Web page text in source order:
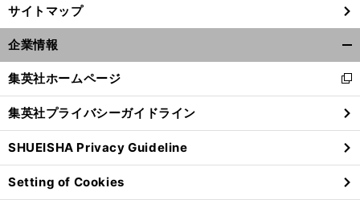
サイトマップ
企業情報
閉
る
集英社ホームページ
新
し
い
ウ
ィ
ン
ド
集英社プライバシーガイドライン
SHUEISHA Privacy Guideline
Setting of Cookies